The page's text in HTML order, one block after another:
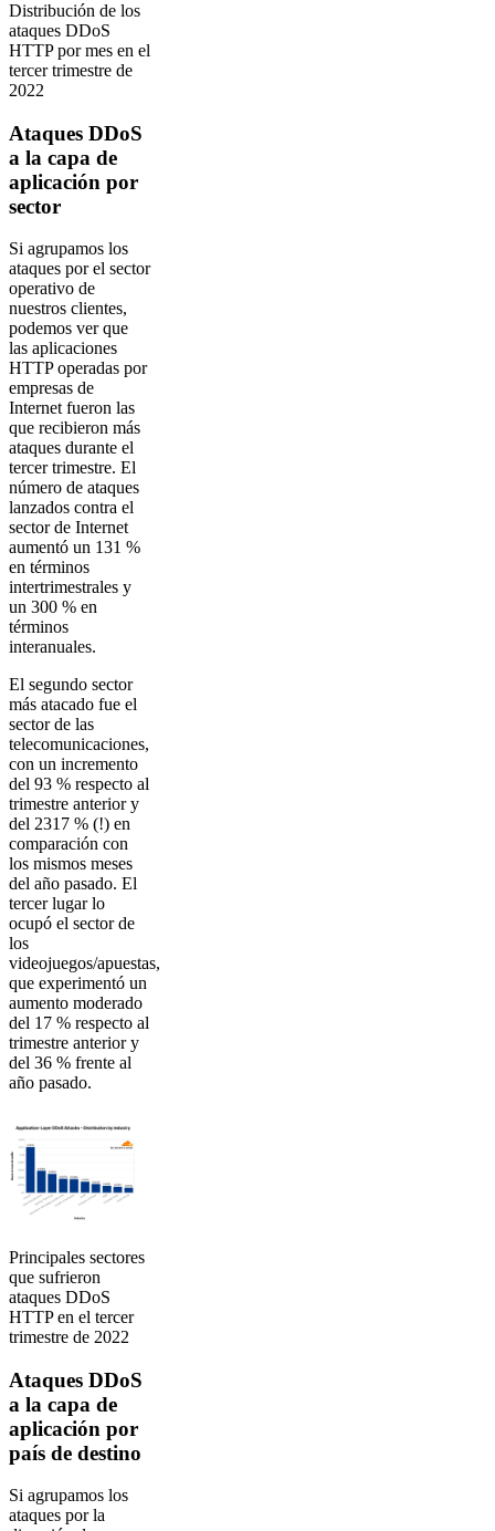
Distribución de los
ataques DDoS
HTTP por mes en el
tercer trimestre de
2022
Ataques DDoS
a la capa de
aplicación por
sector
Si agrupamos los
ataques por el sector
operativo de
nuestros clientes,
podemos ver que
las aplicaciones
HTTP operadas por
empresas de
Internet fueron las
que recibieron más
ataques durante el
tercer trimestre. El
número de ataques
lanzados contra el
sector de Internet
aumentó un 131 %
en términos
intertrimestrales y
un 300 % en
términos
interanuales.
El segundo sector
más atacado fue el
sector de las
telecomunicaciones,
con un incremento
del 93 % respecto al
trimestre anterior y
del 2317 % (!) en
comparación con
los mismos meses
del año pasado. El
tercer lugar lo
ocupó el sector de
los
videojuegos/apuestas,
que experimentó un
aumento moderado
del 17 % respecto al
trimestre anterior y
del 36 % frente al
año pasado.
Principales sectores
que sufrieron
ataques DDoS
HTTP en el tercer
trimestre de 2022
Ataques DDoS
a la capa de
aplicación por
país de destino
Si agrupamos los
ataques por la